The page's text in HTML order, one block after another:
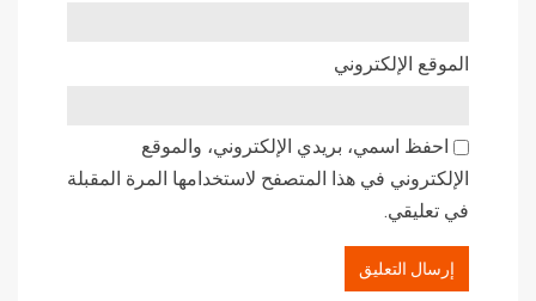
الموقع الإلكتروني
احفظ اسمي، بريدي الإلكتروني، والموقع
الإلكتروني في هذا المتصفح لاستخدامها المرة المقبلة
في تعليقي.